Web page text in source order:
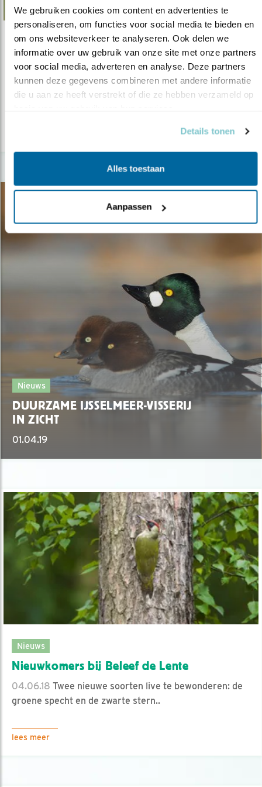
We gebruiken cookies om content en advertenties te
personaliseren, om functies voor social media te bieden en
om ons websiteverkeer te analyseren. Ook delen we
informatie over uw gebruik van onze site met onze partners
voor social media, adverteren en analyse. Deze partners
kunnen deze gegevens combineren met andere informatie
die u aan ze heeft verstrekt of die ze hebben verzameld op
Details tonen
Alles toestaan
Aanpassen
Nieuws
Financiële impuls natuur IJsselmeer
05.12.19 Naar een robuust en veerkrachtig
IJsselmeergebied
Nieuws
DUURZAME IJSSELMEER-VISSERIJ
IN ZICHT
01.04.19
Nieuws
Nieuwkomers bij Beleef de Lente
04.06.18 Twee nieuwe soorten live te bewonderen: de
groene specht en de zwarte stern..
lees meer